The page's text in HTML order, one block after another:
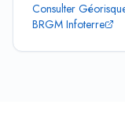
Consulter
BRGM Infoterre